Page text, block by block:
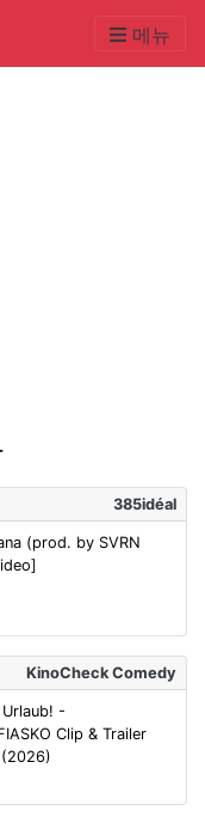
메뉴
385idéal
(prod. by SVRN
KinoCheck Comedy
-
Clip & Trailer